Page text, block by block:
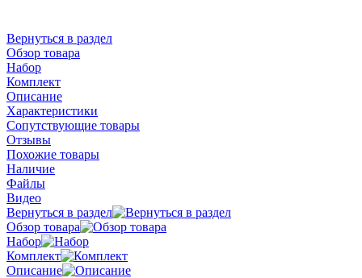
Вернуться в раздел
Обзор товара
Набор
Комплект
Описание
Характеристики
Сопутствующие товары
Отзывы
Похожие товары
Наличие
Файлы
Видео
Вернуться в раздел
Обзор товара
Набор
Комплект
Описание